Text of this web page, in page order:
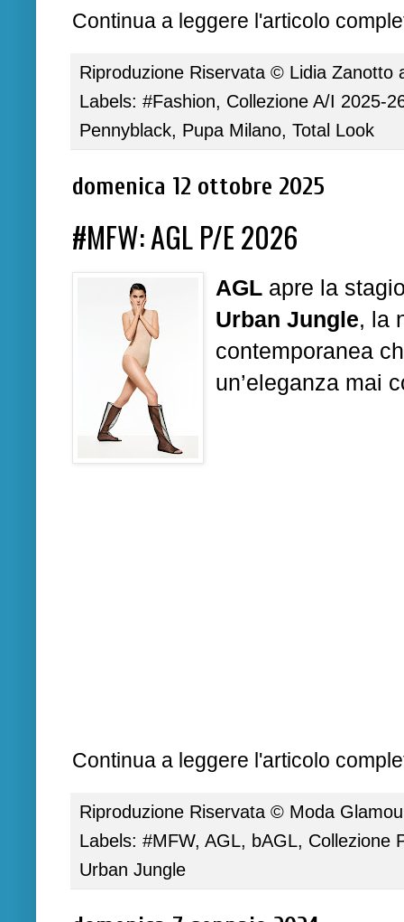
Continua a leggere l'articolo
Riproduzione Riservata © Lidia Zanotto
Labels: #Fashion, Collezione A/I 2025-
Pennyblack, Pupa Milano, Total Look
domenica 12 ottobre 2025
#MFW: AGL P/E 2026
AGL apre la
Urban Jungle, la
contemporanea
un’eleganza mai
Continua a leggere l'articolo
Riproduzione Riservata © Moda
Labels: #MFW, AGL, bAGL, Collezione
Urban Jungle